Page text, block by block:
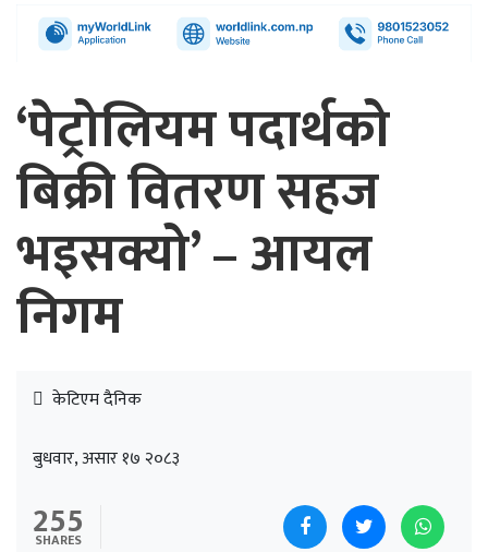
‘पेट्रोलियम पदार्थको
बिक्री वितरण सहज
भइसक्यो’ – आयल
निगम
केटिएम दैनिक
बुधवार, असार १७ २०८३
255
SHARES